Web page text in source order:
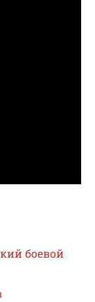
боевой